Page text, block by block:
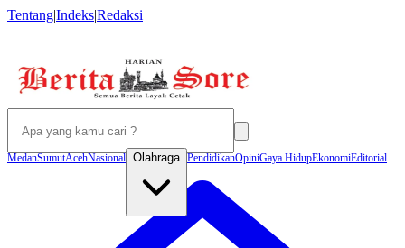
Tentang|Indeks|Redaksi
MedanSumutAcehNasional Olahraga PendidikanOpiniGaya HidupEkonomiEditorial